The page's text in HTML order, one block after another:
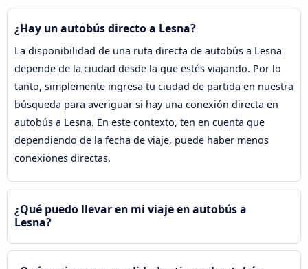
¿Hay un autobús directo a Lesna?
La disponibilidad de una ruta directa de autobús a Lesna
depende de la ciudad desde la que estés viajando. Por lo
tanto, simplemente ingresa tu ciudad de partida en nuestra
búsqueda para averiguar si hay una conexión directa en
autobús a Lesna. En este contexto, ten en cuenta que
dependiendo de la fecha de viaje, puede haber menos
conexiones directas.
¿Qué puedo llevar en mi viaje en autobús a
Lesna?